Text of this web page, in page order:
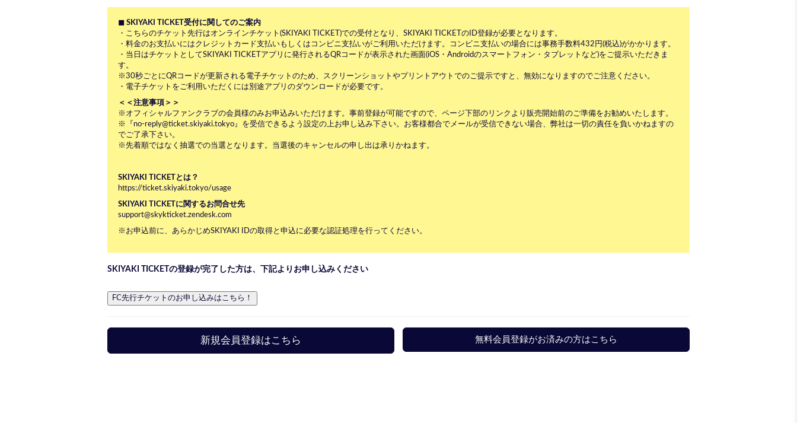
◼︎ SKIYAKI TICKET受付に関してのご案内
・こちらのチケット先行はオンラインチケット(SKIYAKI TICKET)での受付となり、SKIYAKI TICKETのID登録が必要となります。
・料金のお支払いにはクレジットカード支払いもしくはコンビニ支払いがご利用いただけます。コンビニ支払いの場合には事務手数料432円(税込)がかかります。
・当日はチケットとしてSKIYAKI TICKETアプリに発行されるQRコードが表示された画面(iOS・Androidのスマートフォン・タブレットなど)をご提示いただきま
す。
※30秒ごとにQRコードが更新される電子チケットのため、スクリーンショットやプリントアウトでのご提示ですと、無効になりますのでご注意ください。
・電子チケットをご利用いただくには別途アプリのダウンロードが必要です。
＜＜注意事項＞＞
※オフィシャルファンクラブの会員様のみお申込みいただけます。事前登録が可能ですので、ページ下部のリンクより販売開始前のご準備をお勧めいたします。
※『no-reply@ticket.skiyaki.tokyo』を受信できるよう設定の上お申し込み下さい。お客様都合でメールが受信できない場合、弊社は一切の責任を負いかねますの
でご了承下さい。
※先着順ではなく抽選での当選となります。当選後のキャンセルの申し出は承りかねます。
SKIYAKI TICKETとは？
https://ticket.skiyaki.tokyo/usage
SKIYAKI TICKETに関するお問合せ先
support@skykticket.zendesk.com
※お申込前に、あらかじめSKIYAKI IDの取得と申込に必要な認証処理を行ってください。
SKIYAKI TICKETの登録が完了した方は、下記よりお申し込みください
新規会員登録はこちら 無料会員登録がお済みの方はこちら